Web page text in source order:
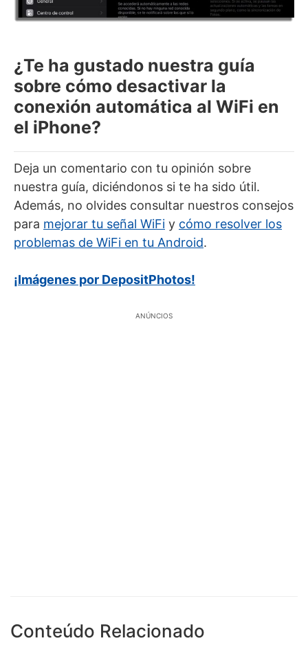
¿Te ha gustado nuestra guía
sobre cómo desactivar la
conexión automática al WiFi en
el iPhone?
Deja un comentario con tu opinión sobre
nuestra guía, diciéndonos si te ha sido útil.
Además, no olvides consultar nuestros consejos
para mejorar tu señal WiFi y cómo resolver los
problemas de WiFi en tu Android.
¡Imágenes por DepositPhotos!
ANÚNCIOS
Conteúdo Relacionado